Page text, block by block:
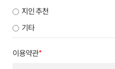
지인 추천
기타
이용약관*